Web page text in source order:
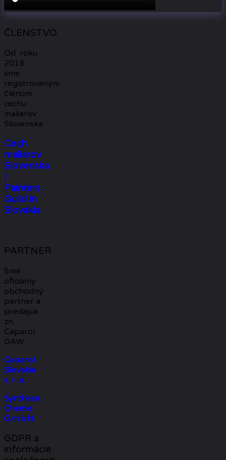
ČLENSTVO
Od roku
2018
sme
registrovaným
členom
cechu
maliarov
Slovenska
Cech
maliarov
Slovenska
Painters
Guild in
Slovakia
PARTNER
Sme
oficiálny
obchodný
partner a
predajca
zn.
Caparol
DAW
Caparol
Slovakia
s. r. o.
Synthesa
Chemie
G.m.b.H.
GDPR a
informácie